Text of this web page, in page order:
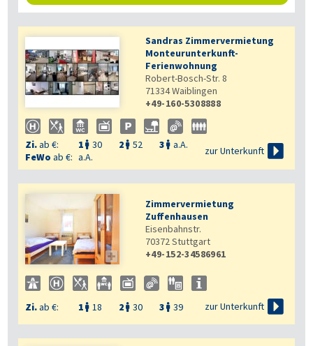
Sandras Zimmervermietung
Monteurunterkunft-
Ferienwohnung
Robert-Bosch-Str. 8
71334Waiblingen
+49-160-5308888
Zi.ab €: 1  30 2  52 3  a.A.
FeWo ab €: a.A.
zur Unterkunft 

Zimmervermietung
Zuffenhausen
Eisenbahnstr.
70372Stuttgart
+49-152-34586961
Zi.ab €: 1  18 2  30 3  39 zur Unterkunft 